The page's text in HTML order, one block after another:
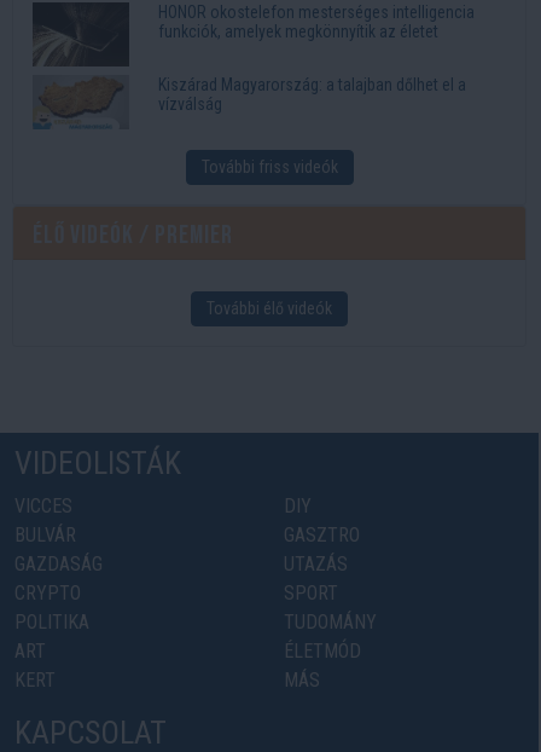
HONOR okostelefon mesterséges intelligencia
funkciók, amelyek megkönnyítik az életet
Kiszárad Magyarország: a talajban dőlhet el a
vízválság
További friss videók
További élő videók
VIDEOLISTÁK
VICCES
BULVÁR
GAZDASÁG
CRYPTO
POLITIKA
ART
KERT
DIY
GASZTRO
UTAZÁS
SPORT
TUDOMÁNY
ÉLETMÓD
MÁS
KAPCSOLAT